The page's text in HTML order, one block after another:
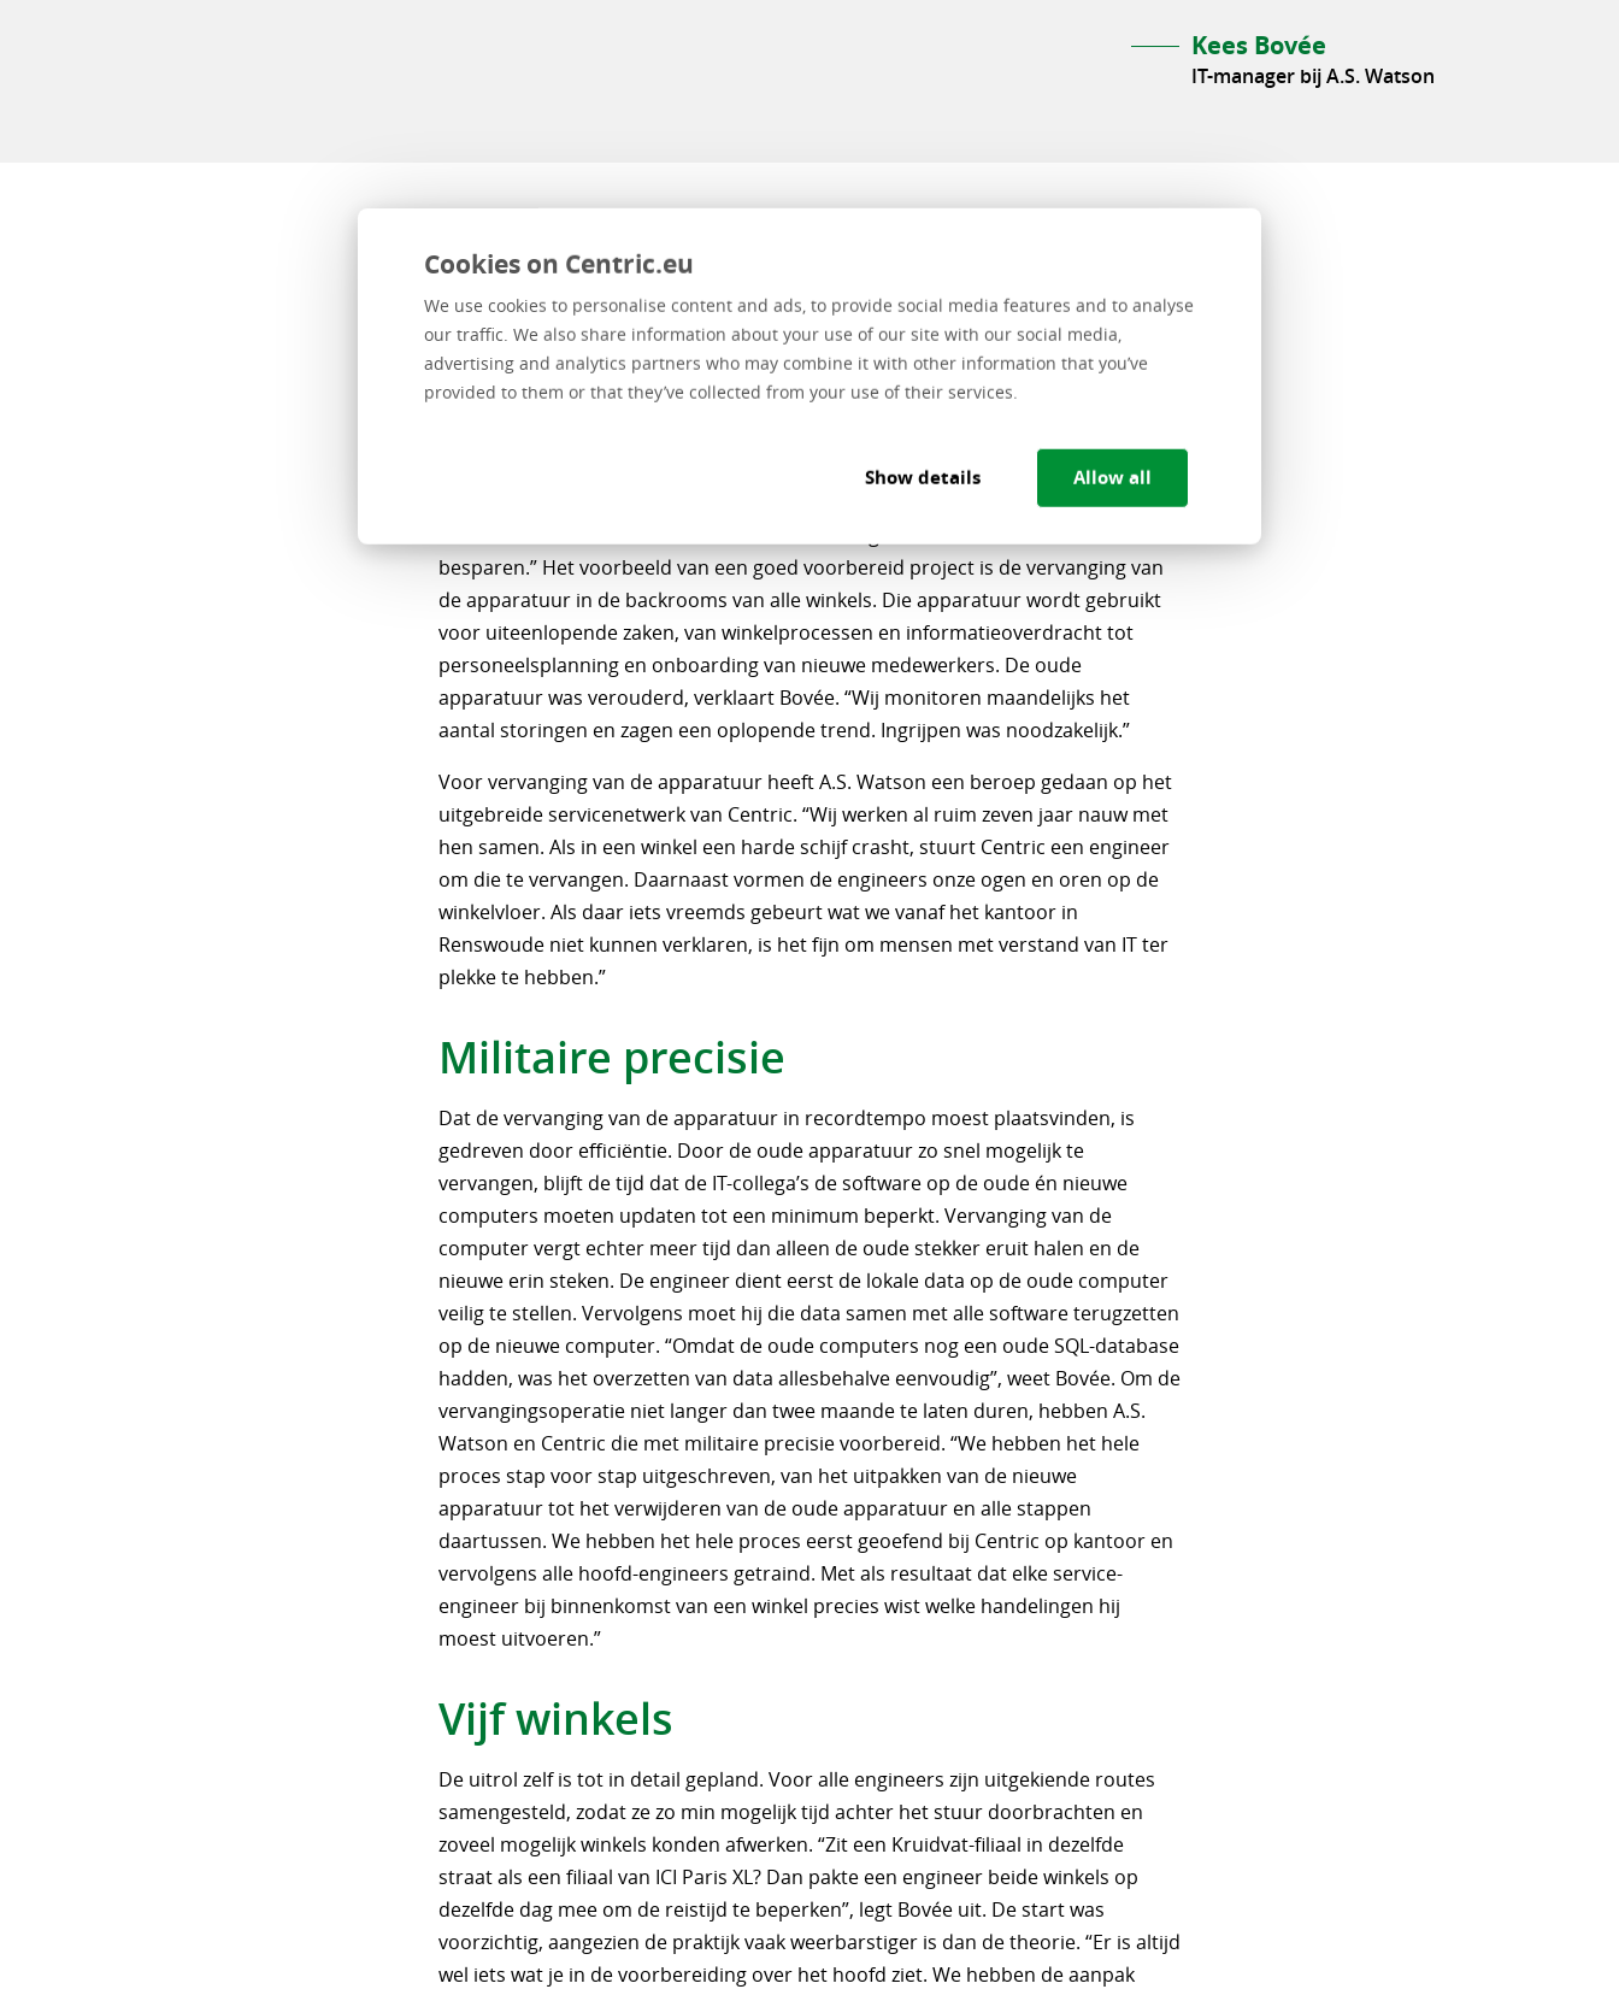
Cookies on Centric.eu
We use cookies to personalise content and ads, to provide social media features and to analyse
our traffic. We also share information about your use of our site with our social media,
advertising and analytics partners who may combine it with other information that you’ve
provided to them or that they’ve collected from your use of their services.
Show details Allow all
Kees Bovée
IT-manager bij A.S. Watson
Goed voorbereid
Het grote aantal winkels helpt met het bedenken van slimme oplossingen, stelt
voordat we een nieuwe oplossing uitrollen. Als we per winkel 100 euro extra
moeten uitgeven aan een engineer, praten we meteen over een extra kostenpost
besparen.” Het voorbeeld van een goed voorbereid project is de vervanging van
de apparatuur in de backrooms van alle winkels. Die apparatuur wordt gebruikt
voor uiteenlopende zaken, van winkelprocessen en informatieoverdracht tot
personeelsplanning en onboarding van nieuwe medewerkers. De oude
apparatuur was verouderd, verklaart Bovée. “Wij monitoren maandelijks het
aantal storingen en zagen een oplopende trend. Ingrijpen was noodzakelijk.”
Voor vervanging van de apparatuur heeft A.S. Watson een beroep gedaan op het
uitgebreide servicenetwerk van Centric. “Wij werken al ruim zeven jaar nauw met
hen samen. Als in een winkel een harde schijf crasht, stuurt Centric een engineer
om die te vervangen. Daarnaast vormen de engineers onze ogen en oren op de
winkelvloer. Als daar iets vreemds gebeurt wat we vanaf het kantoor in
Renswoude niet kunnen verklaren, is het fijn om mensen met verstand van IT ter
plekke te hebben.”
Militaire precisie
Dat de vervanging van de apparatuur in recordtempo moest plaatsvinden, is
gedreven door efficiëntie. Door de oude apparatuur zo snel mogelijk te
vervangen, blijft de tijd dat de IT-collega’s de software op de oude én nieuwe
computers moeten updaten tot een minimum beperkt. Vervanging van de
computer vergt echter meer tijd dan alleen de oude stekker eruit halen en de
nieuwe erin steken. De engineer dient eerst de lokale data op de oude computer
veilig te stellen. Vervolgens moet hij die data samen met alle software terugzetten
op de nieuwe computer. “Omdat de oude computers nog een oude SQL-database
hadden, was het overzetten van data allesbehalve eenvoudig”, weet Bovée. Om de
vervangingsoperatie niet langer dan twee maande te laten duren, hebben A.S.
Watson en Centric die met militaire precisie voorbereid. “We hebben het hele
proces stap voor stap uitgeschreven, van het uitpakken van de nieuwe
apparatuur tot het verwijderen van de oude apparatuur en alle stappen
daartussen. We hebben het hele proces eerst geoefend bij Centric op kantoor en
vervolgens alle hoofd-engineers getraind. Met als resultaat dat elke service-
engineer bij binnenkomst van een winkel precies wist welke handelingen hij
moest uitvoeren.”
Vijf winkels
De uitrol zelf is tot in detail gepland. Voor alle engineers zijn uitgekiende routes
samengesteld, zodat ze zo min mogelijk tijd achter het stuur doorbrachten en
zoveel mogelijk winkels konden afwerken. “Zit een Kruidvat-filiaal in dezelfde
straat als een filiaal van ICI Paris XL? Dan pakte een engineer beide winkels op
dezelfde dag mee om de reistijd te beperken”, legt Bovée uit. De start was
voorzichtig, aangezien de praktijk vaak weerbarstiger is dan de theorie. “Er is altijd
wel iets wat je in de voorbereiding over het hoofd ziet. We hebben de aanpak